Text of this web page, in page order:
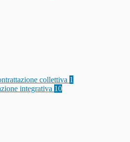
collettiva 1
integrativa 10